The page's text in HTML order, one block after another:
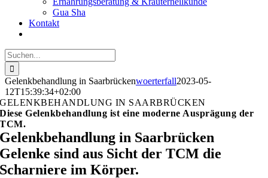
Gua Sha
Kontakt
Suche
nach:
Gelenkbehandlung in Saarbrückenwoerterfall2023-05-
12T15:39:34+02:00
GELENKBEHANDLUNG IN SAARBRÜCKEN
Diese Gelenkbehandlung ist eine moderne Ausprägung der
TCM.
Gelenkbehandlung in Saarbrücken
Gelenke sind aus Sicht der TCM die
Scharniere im Körper.